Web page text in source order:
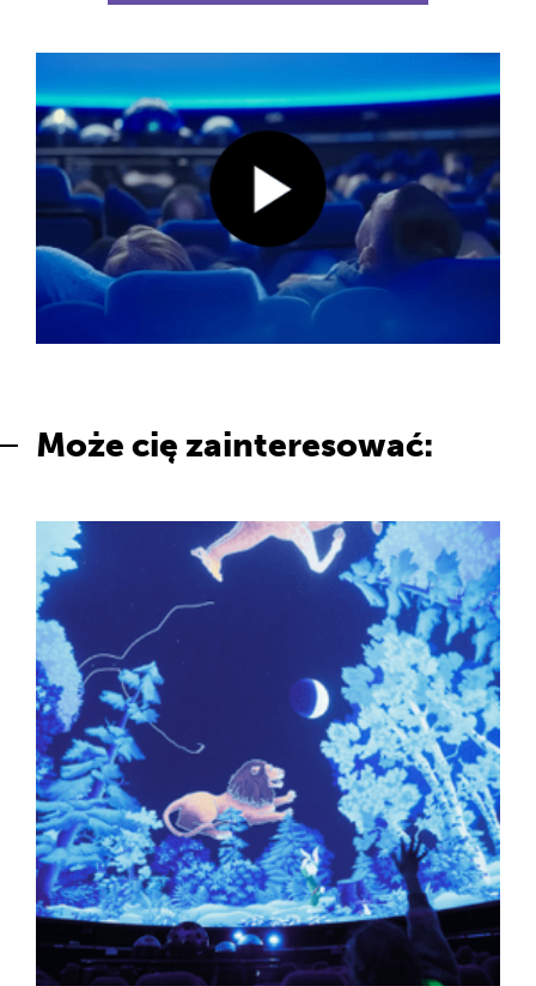
Może cię zainteresować: